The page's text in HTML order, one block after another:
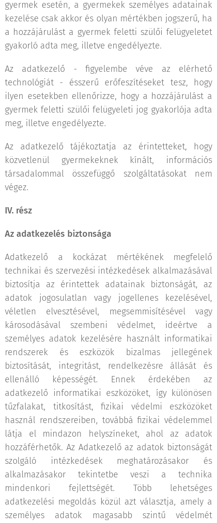
gyermek esetén, a gyermekek személyes adatainak
kezelése csak akkor és olyan mértékben jogszerű, ha
a hozzájárulást a gyermek feletti szülői felügyeletet
gyakorló adta meg, illetve engedélyezte.
Az adatkezelő - figyelembe véve az elérhető
technológiát - ésszerű erőfeszítéseket tesz, hogy
ilyen esetekben ellenőrizze, hogy a hozzájárulást a
gyermek feletti szülői felügyeleti jog gyakorlója adta
meg, illetve engedélyezte.
Az adatkezelő tájékoztatja az érintetteket, hogy
közvetlenül gyermekeknek kínált, információs
társadalommal összefüggő szolgáltatásokat nem
végez.
IV. rész
Az adatkezelés biztonsága
Adatkezelő a kockázat mértékének megfelelő
technikai és szervezési intézkedések alkalmazásával
biztosítja az érintettek adatainak biztonságát, az
adatok jogosulatlan vagy jogellenes kezelésével,
véletlen elvesztésével, megsemmisítésével vagy
károsodásával szembeni védelmet, ideértve a
személyes adatok kezelésére használt informatikai
rendszerek és eszközök bizalmas jellegének
biztosítását, integritást, rendelkezésre állását és
ellenálló képességét. Ennek érdekében az
adatkezelő informatikai eszközöket, így különösen
tűzfalakat, titkosítást, fizikai védelmi eszközöket
használ rendszereiben, továbbá fizikai védelemmel
látja el mindazon helyszíneket, ahol az adatok
hozzáférhetők. Az Adatkezelő az adatok biztonságát
szolgáló intézkedések meghatározásakor és
alkalmazásakor tekintetbe veszi a technika
mindenkori fejlettségét. Több lehetséges
adatkezelési megoldás közül azt választja, amely a
személyes adatok magasabb szintű védelmét